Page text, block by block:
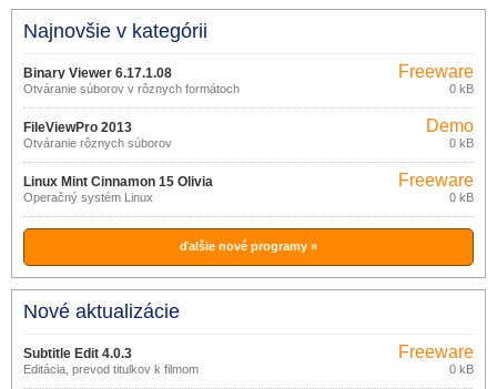
Najnovšie v kategórii
Binary Viewer 6.17.1.08
Otváranie súborov v rôznych formátoch
Freeware
0 kB
FileViewPro 2013
Otváranie rôznych súborov
Demo
0 kB
Linux Mint Cinnamon 15 Olivia
Operačný systém Linux
Freeware
0 kB
ďalšie nové programy »
Nové aktualizácie
Subtitle Edit 4.0.3
Editácia, prevod titulkov k filmom
Freeware
0 kB